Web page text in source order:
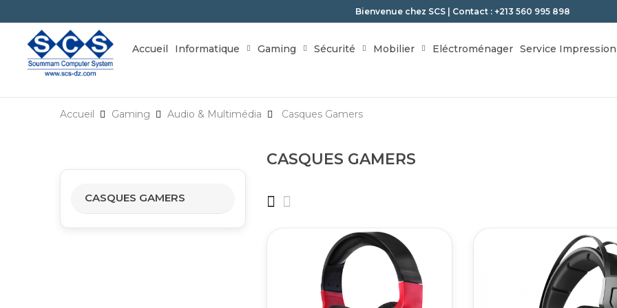
Bienvenue chez SCS | Contact : +213 560 995 898
Accueil Informatique Gaming Sécurité Mobilier Eléctroménager Service Impression
Accueil Gaming Audio & Multimédia Casques Gamers
CASQUES GAMERS
CASQUES GAMERS